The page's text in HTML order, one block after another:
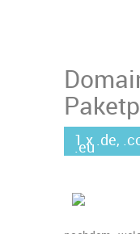
1 x .de,
.eu